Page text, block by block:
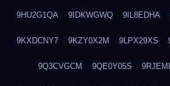
9HU2G1QA 9IDKWGWQ 9IL8EDHA
9KXDCNY7 9KZY0X2M 9LPX29XS
9Q3CVGCM 9QE0Y05S